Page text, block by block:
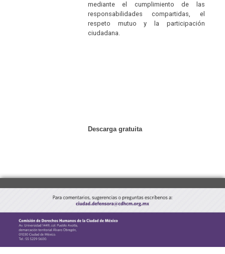
mediante el cumplimiento de las
responsabilidades compartidas, el
respeto mutuo y la participación
ciudadana.
Descarga gratuita